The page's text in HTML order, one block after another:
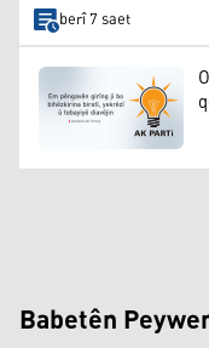
berî 7 saet
Babetên